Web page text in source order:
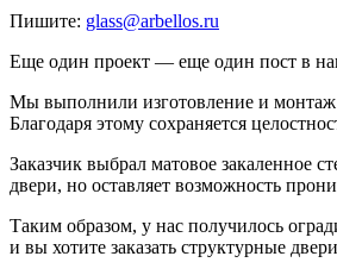
Пишите: glass@arbellos.ru
Еще один проект — еще один пост в
Мы выполнили изготовление и монтаж
Благодаря этому сохраняется
Заказчик выбрал матовое закаленное
двери, но оставляет возможность
Таким образом, у нас получилось
и вы хотите заказать структурные